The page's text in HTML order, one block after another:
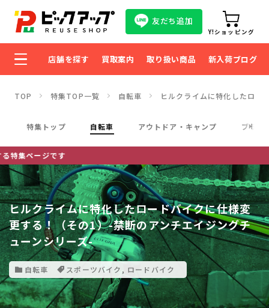
友だち追加
Y!ショッピング
店舗を探す 買取案内 取り扱い商品 新入荷ブログ
TOP 特集TOP一覧 自転車 ヒルクライムに特化したロー
特集トップ 自転車 アウトドア・キャンプ ブラン
ヒルクライムに特化したロードバイクに仕様変
更する！（その1）-禁断のアンチエイジングチ
ューンシリーズ-
自転車 スポーツバイク , ロードバイク